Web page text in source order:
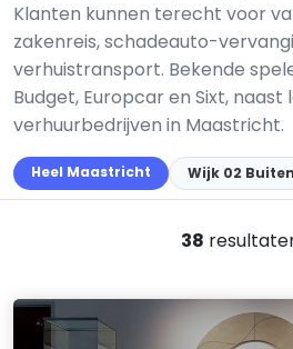
Klanten kunnen terecht voor
zakenreis, schadeauto-
verhuistransport. Bekende
Budget, Europcar en Sixt, naast
verhuurbedrijven in Maastricht.
Heel Maastricht Wijk 02
38